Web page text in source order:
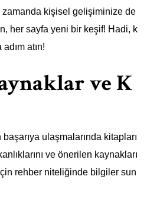
zamanda kişisel gelişiminize de
her sayfa yeni bir keşif! Hadi, k
atın!
ve K
ulaşmalarında kitapları
ve önerilen kaynakları
rehber niteliğinde bilgiler sun